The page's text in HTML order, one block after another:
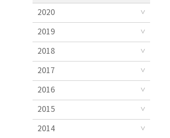
2020
2019
2018
2017
2016
2015
2014